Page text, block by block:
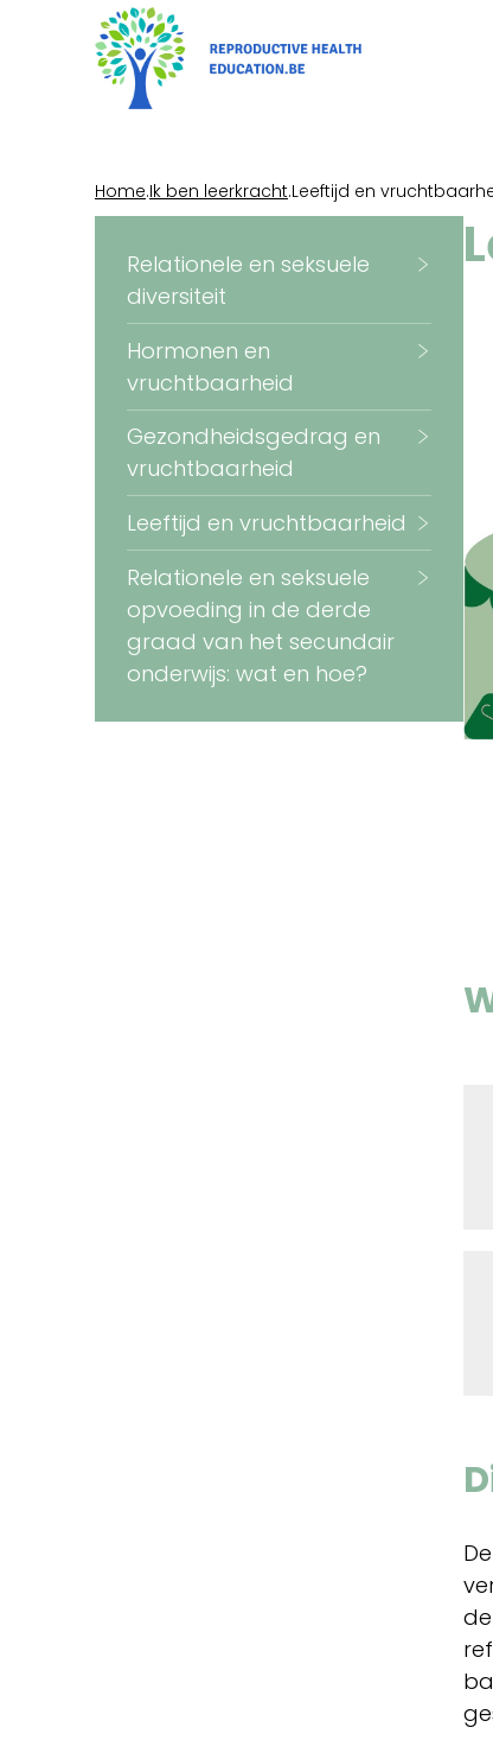
Overslaan
Kruimelpad
Home Ik ben leerkracht Leeftijd en
Relationele en seksuele
diversiteit
Hormonen en
vruchtbaarheid
Gezondheidsgedrag en
vruchtbaarheid
Leeftijd en vruchtbaarheid
Relationele en seksuele
opvoeding in de derde
graad van het secundair
onderwijs: wat en hoe?